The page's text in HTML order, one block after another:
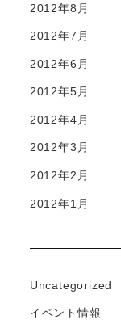
2012年8月
2012年7月
2012年6月
2012年5月
2012年4月
2012年3月
2012年2月
2012年1月
Uncategorized
イベント情報